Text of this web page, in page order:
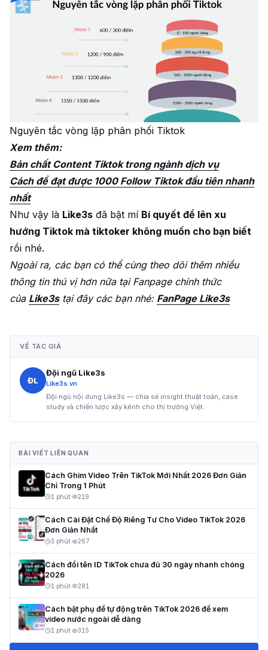
Nguyên tắc vòng lặp phân phối Tiktok
Xem thêm:
Bản chất Content Tiktok trong ngành dịch vụ
Cách để đạt được 1000 Follow Tiktok đầu tiên nhanh
nhất
Như vậy là Like3s đã bật mí Bí quyết để lên xu
hướng Tiktok mà tiktoker không muốn cho bạn biết
rồi nhé.
Ngoài ra, các bạn có thể cùng theo dõi thêm nhiều
thông tin thú vị hơn nữa tại Fanpage chính thức
của Like3stại đây các bạn nhé: FanPage Like3s
VỀ TÁC GIẢ
ĐL
Đội ngũ Like3s
Like3s.vn
Đội ngũ nội dung Like3s — chia sẻ insight thuật toán, case
study và chiến lược xây kênh cho thị trường Việt.
BÀI VIẾT LIÊN QUAN
Cách Ghim Video Trên TikTok Mới Nhất 2026 Đơn Giản
Chỉ Trong 1 Phút
1 phút· 219
Cách Cài Đặt Chế Độ Riêng Tư Cho Video TikTok 2026
Đơn Giản Nhất
1 phút· 267
Cách đổi tên ID TikTok chưa đủ 30 ngày nhanh chóng
2026
1 phút· 281
Cách bật phụ đề tự động trên TikTok 2026 để xem
video nước ngoài dễ dàng
1 phút· 315